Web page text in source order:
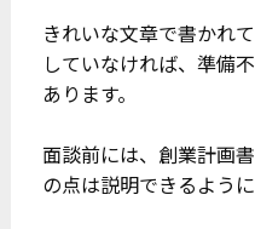
きれいな文章で書かれ
していなければ、準備
あります。
面談前には、創業計画
の点は説明できるよう